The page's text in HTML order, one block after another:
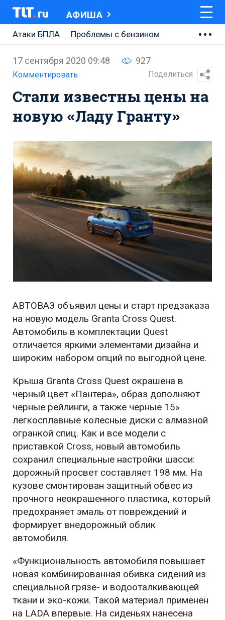
АФИША
Атаки БПЛА
Проблемы с бензином
Ремонт Центральной площади
Ремонт Обводного шоссе
Набережная Тольятти
17 сентября 2020 09:48 927
Комментировать Поделиться
Стали известны цены на
новую «Ладу Гранту»
АВТОВАЗ объявил цены и старт предзаказа
на новую модель Granta Cross Quest.
Автомобиль в комплектации Quest
отличается яркими элементами дизайна и
широким набором опций по выгодной цене.
Крыша Granta Cross Quest окрашена в
черный цвет «Пантера», образ дополняют
черные рейлинги, а также черные 15»
легкосплавные колесные диски с алмазной
огранкой спиц. Как и все модели с
приставкой Cross, новый автомобиль
сохранил специальные настройки шасси:
дорожный просвет составляет 198 мм. На
кузове смонтирован защитный обвес из
прочного неокрашенного пластика, который
предохраняет эмаль от повреждений и
формирует внедорожный облик
автомобиля.
«Функциональность автомобиля повышает
новая комбинированная обивка сидений из
специальной грязе- и водооталкивающей
ткани и эко-кожи. Такой материал применен
на LADA впервые. На сиденьях нанесена